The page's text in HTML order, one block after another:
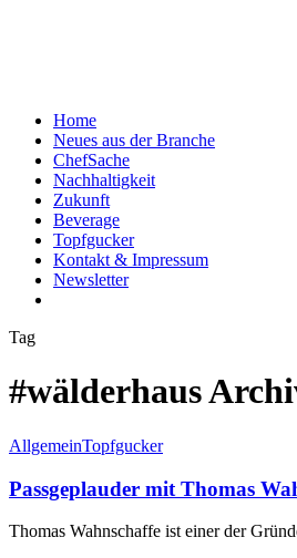
Home
Neues aus der Branche
ChefSache
Nachhaltigkeit
Zukunft
Beverage
Topfgucker
Kontakt & Impressum
Newsletter
Tag
#wälderhaus
AllgemeinTopfgucker
Passgeplauder mit Thomas
Thomas Wahnschaffe ist einer der